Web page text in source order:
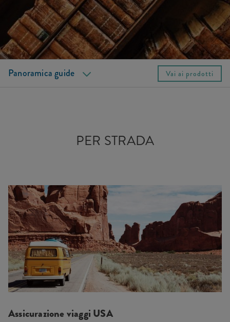
Panoramica guide
Per strada
A casa
Aspetti generali Vai ai prodotti
PER STRADA
Assicurazione viaggi USA